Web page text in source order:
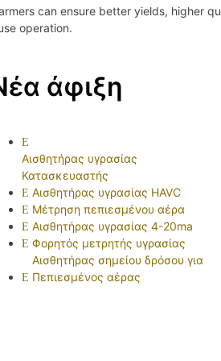
can ensure better yields, higher
operation.
άφιξη
Αισθητήρας υγρασίας
Κατασκευαστής
Αισθητήρας υγρασίας HAVC
Μέτρηση πεπιεσμένου αέρα
Αισθητήρας υγρασίας 4-20ma
Φορητός μετρητής υγρασίας
Αισθητήρας σημείου δρόσου για
Πεπιεσμένος αέρας